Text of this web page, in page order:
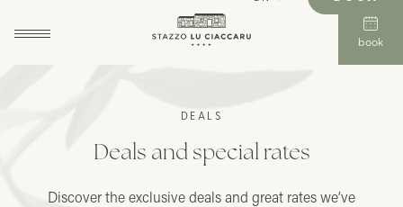
book
DEALS
Deals and special rates
Discover the exclusive deals and great rates we’ve